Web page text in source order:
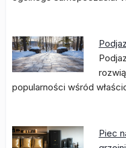
popularności wśród
Piec